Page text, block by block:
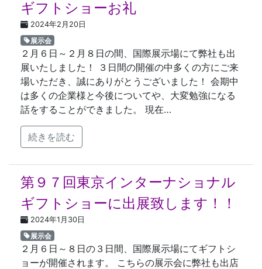
ギフトショーお礼
2024年2月20日
展示会
２月６日～２月８日の間、国際展示場にて弊社も出
展いたしました！ ３日間の開催の中多くの方にご来
場いただき、誠にありがとうございました！ 会期中
は多くの企業様と今後についてや、大変勉強になる
話をすることができました。 現在…
続きを読む
第９７回東京インターナショナル
ギフトショーに出展致します！！
2024年1月30日
展示会
２月６日～８日の３日間、国際展示場にてギフトシ
ョーが開催されます。 こちらの展示会に弊社も出店